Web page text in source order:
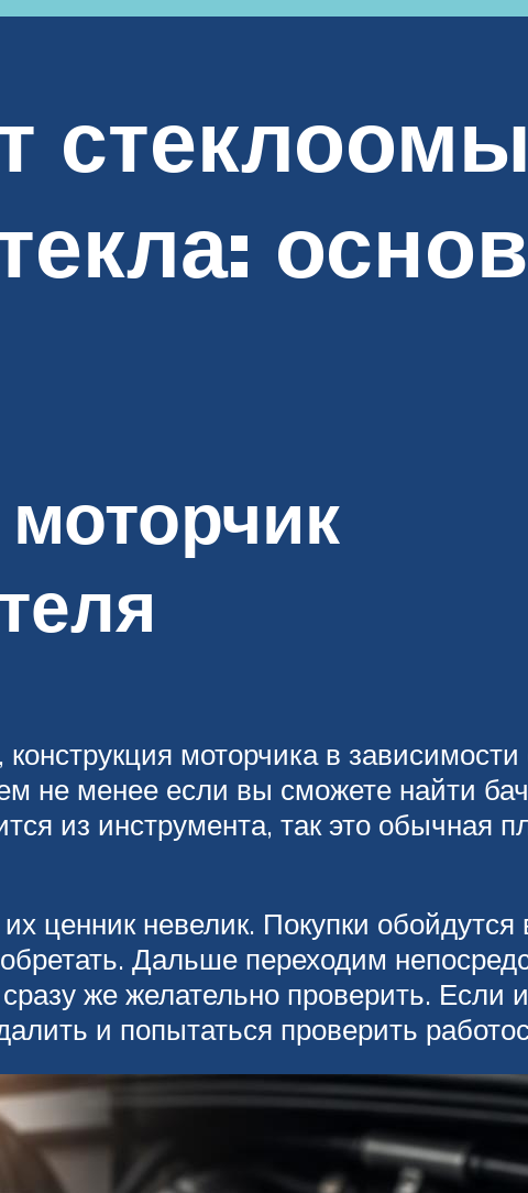
моторчика в
не менее если вы сможете найти
из инструмента, так это обычная
ценник невелик. Покупки
Дальше переходим
же желательно проверить. Если
и попытаться проверить